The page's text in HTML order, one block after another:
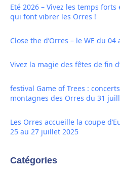
Eté 2026 – Vivez les temps
qui font vibrer les Orres !
Close the d’Orres – le WE du 04
Vivez la magie des fêtes de fin
festival Game of Trees :
montagnes des Orres du 31
Les Orres accueille la coupe
25 au 27 juillet 2025
Catégories